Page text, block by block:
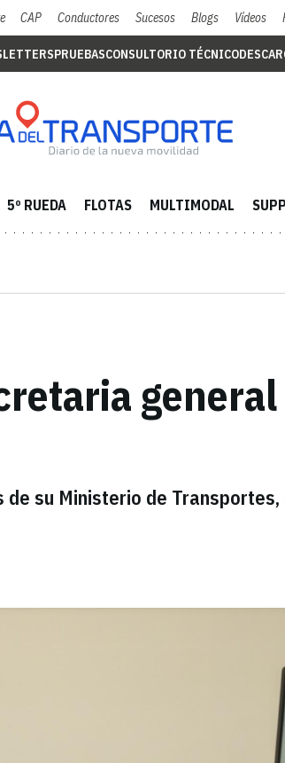
CAP Conductores Sucesos Blogs Vídeos
PRUEBASCONSULTORIO TÉCNICO
5º RUEDA FLOTAS MULTIMODAL
su Ministerio de Transportes,